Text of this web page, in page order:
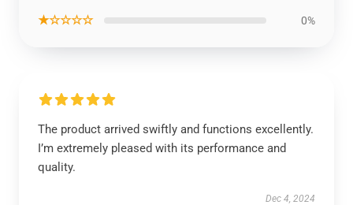
★☆☆☆☆ 0%
The product arrived swiftly and functions excellently.
I’m extremely pleased with its performance and
quality.
Dec 4, 2024